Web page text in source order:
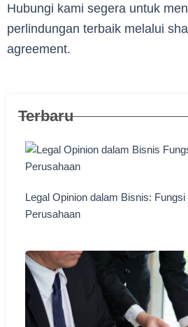
Hubungi kami segera untuk
perlindungan terbaik melalui
agreement.
Terbaru
Legal Opinion dalam Bisnis:
Perusahaan